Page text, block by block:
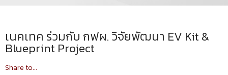
เนคเทค ร่วมกับ กฟผ. วิจัยพัฒนา EV Kit &
Blueprint Project
Share to...